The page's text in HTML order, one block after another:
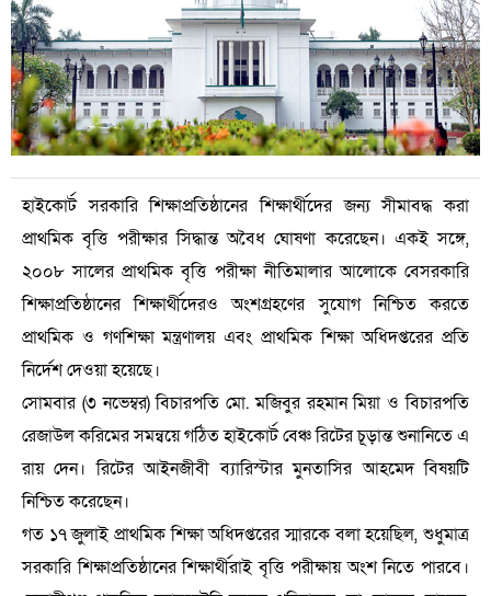
হাইকোর্ট সরকারি শিক্ষাপ্রতিষ্ঠানের শিক্ষার্থীদের জন্য সীমাবদ্ধ করা
প্রাথমিক বৃত্তি পরীক্ষার সিদ্ধান্ত অবৈধ ঘোষণা করেছেন। একই সঙ্গে,
২০০৮ সালের প্রাথমিক বৃত্তি পরীক্ষা নীতিমালার আলোকে বেসরকারি
শিক্ষাপ্রতিষ্ঠানের শিক্ষার্থীদেরও অংশগ্রহণের সুযোগ নিশ্চিত করতে
প্রাথমিক ও গণশিক্ষা মন্ত্রণালয় এবং প্রাথমিক শিক্ষা অধিদপ্তরের প্রতি
নির্দেশ দেওয়া হয়েছে।
সোমবার (৩ নভেম্বর) বিচারপতি মো. মজিবুর রহমান মিয়া ও বিচারপতি
রেজাউল করিমের সমন্বয়ে গঠিত হাইকোর্ট বেঞ্চ রিটের চূড়ান্ত শুনানিতে এ
রায় দেন। রিটের আইনজীবী ব্যারিস্টার মুনতাসির আহমেদ বিষয়টি
নিশ্চিত করেছেন।
গত ১৭ জুলাই প্রাথমিক শিক্ষা অধিদপ্তরের স্মারকে বলা হয়েছিল,শুধুমাত্র
সরকারি শিক্ষাপ্রতিষ্ঠানের শিক্ষার্থীরাই বৃত্তি পরীক্ষায় অংশ নিতে পারবে।